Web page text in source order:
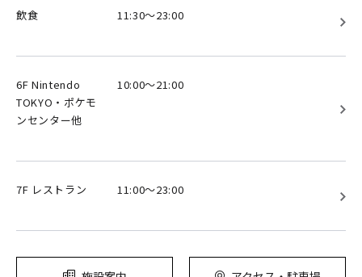
飲食 11:30～23:00
6F Nintendo
TOKYO・ポケモ
ンセンター他
10:00～21:00
7F レストラン 11:00～23:00